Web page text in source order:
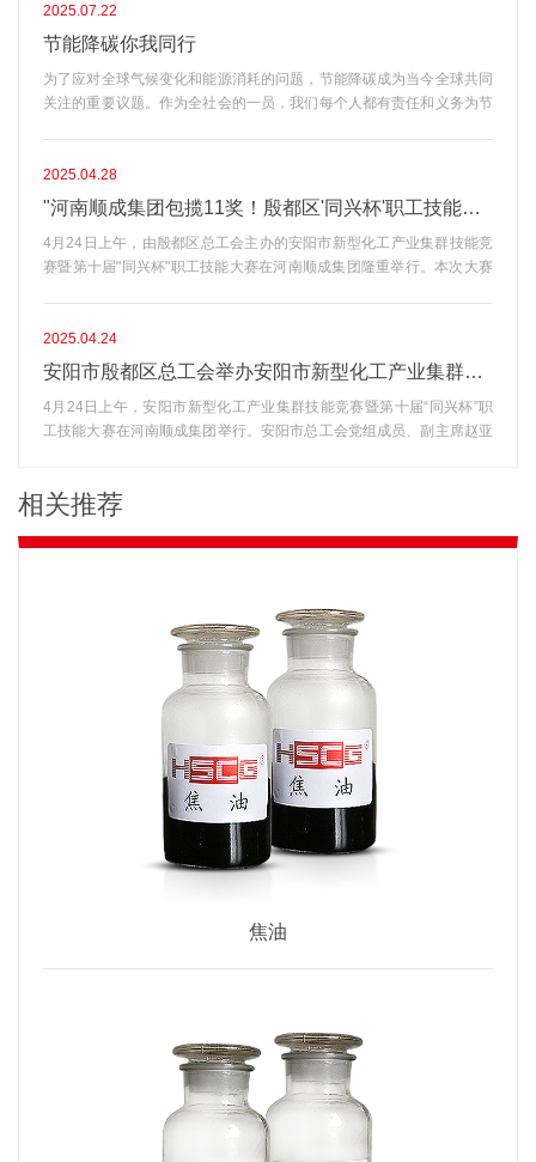
2025.07.22
节能降碳你我同行
为了应对全球气候变化和能源消耗的问题，节能降碳成为当今全球共同
关注的重要议题。作为全社会的一员，我们每个人都有责任和义务为节
的生活方式和消费习惯，共同创造一个低碳环保的美好未来。一、什么
是节能降碳?节能是指有效利用能源资源，减少能源消耗对环境的压
力。降碳则是指减少温室气体的排放，尤其是二氧化碳，减缓气候变化
的速度。二、节能降碳为什么重要?减少能源消耗，降低环境压力，改
善空气质量。减缓气候变化，保护地球生态系统的平衡。提高能源利用
低能源消耗和减少污染物排放。加强能源管理：通过制定合理的能源管
理制度、加强能源计量和统计、推广节能技术和设备等措施，可以提高
现能源数据的实时监测和分析，为企业的能源管理提供有力支持。加强
环保意识：充分认识到环境保护的重要性，加强环保意识教育，推广环
起，传达节能降碳理念。改变生活方式：培养低碳环保的生活习惯，如
节约用水、垃圾分类等。节能降碳创新：倡导和支持绿色科技、环保产
能降碳贡献一份力量，我们就能共同创造一个更加美好、绿色低碳的未
2025.04.28
"河南顺成集团包揽11奖！殷都区'同兴杯'职工技能大赛成果丰硕"
4月24日上午，由殷都区总工会主办的安阳市新型化工产业集群技能竞
赛暨第十届"同兴杯"职工技能大赛在河南顺成集团隆重举行。本次大赛
干同台竞技。赛场上，选手们通过理论测试与实际操作相结合的考核方
式展开激烈角逐。仪表工区选手以毫米级的精准调试展现职业素养，铲
车驾驶员在狭窄赛道完成高难度物料转运，化验员们则通过严谨的化学
分析流程彰显技能水平。经过全天紧张比拼，河南顺成集团表现亮眼，
共斩获11个奖项好成绩。这次竞赛既是对产业工人技能水平的大检阅，
表示：此次技能大赛的成功举办，不仅为职工提供了展示才能的舞台，
能，持续推进职工素质提升工程，助力打造知识型、技能型、创新型劳
量发展培育更多高技能人才。项目名次姓名单位仪表组第1名杨现军顺
成仪表组第2名程晓顺成仪表组第3名韩云燕顺成电工组第3名牛庆军顺
成焊工组第2名董星顺成铲车组第1名吴昕隆顺成铲车组第2名吴延杰顺
成铲车组第2名马国辉顺成铲车组第3名焦俊伟顺成化验组第1名程晓庆
顺成化验组第3名秦娜娜顺成
2025.04.24
安阳市殷都区总工会举办安阳市新型化工产业集群技能竞赛暨第十届“同兴杯”职工技能大赛
4月24日上午，安阳市新型化工产业集群技能竞赛暨第十届“同兴杯”职
工技能大赛在河南顺成集团举行。安阳市总工会党组成员、副主席赵亚
长孟祥峰、铜冶镇工会主席李爱民、河南省顺成集团绿色发展项目指挥
力主办、河南顺成集团精心承办。（河南顺成集团副总经理李凯致辞）
时，向所有参赛的职工朋友们致以诚挚的问候！（铜冶镇工会主席李爱
民讲话）（殷都区总工会党组书记、主席马建军讲话）（安阳市总工会
党组成员、副主席赵亚飞宣布安阳市新型化工产业集群技能竞赛暨第十
届“同兴杯”职工技能大赛开始!）铜冶镇工会主席李爱民首先讲话，随后
殷都区人大常委会副主任、区总工会党组书记、主席马建军讲话，他
说：今天我们在河南顺成集团举行安阳市新型化工产业集群技能竞赛暨
第十届“同兴杯”职工技能大赛活动，就是“五赛一争”职工大比武的重大实
践，为我区产业工人技能提升提供了平台。在此，我代表殷都区总工会
对大赛的举办表示热烈祝贺，向一直关心和支持工会各项工作的市总领
导、铜冶镇党政领导表示衷心的感谢，向精心筹备此次技能竞赛的河南
顺成集团的领导和职工表示感谢，向踊跃参与竞赛的广大职工朋友们致
始! 据了解，本次技能大赛共设置仪表、电工、焊工、铲车、化验等5个
艺、交流经验、提升技能的重要平台，更是弘扬工匠精神、推动技术创
新、促进企业发展的重要举措。近年来，随着安阳市新型化工产业集群
的不断发展和技术的不断革新，对职工的技能水平提出了更高的要求。
因此，举办这次技能大赛，旨在激发广大职工的学习热情，提升大家的
业务能力和综合素质，为企业的持续健康发展注入新的活力和动力。 在
本次技能大赛中，我们将看到来自各个岗位的职工们，以饱满的热情、
相关推荐
焦油